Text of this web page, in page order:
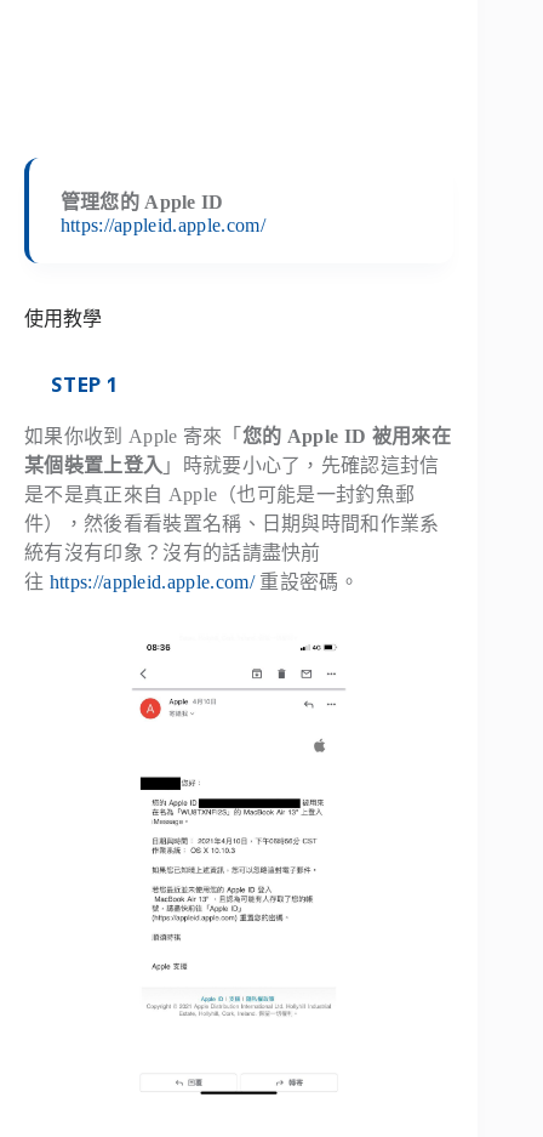
管理您的 Apple ID
https://appleid.apple.com/
使用教學
STEP 1
如果你收到 Apple 寄來「 您的 Apple ID 被用來在
某個裝置上登入 」時就要小心了，先確認這封信
是不是真正來自 Apple（也可能是一封釣魚郵
件），然後看看裝置名稱、日期與時間和作業系
統有沒有印象？沒有的話請盡快前
往 https://appleid.apple.com/重設密碼。